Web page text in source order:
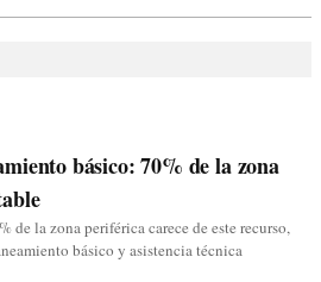
básico: 70% de la zona
de la zona periférica carece de este recurso,
básico y asistencia técnica